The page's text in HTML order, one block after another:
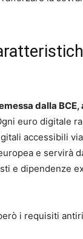
dalla
euro digitale
accessibili
e servirà
e dipendenze
i requisiti